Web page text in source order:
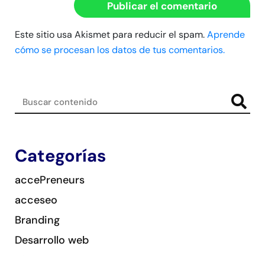
Este sitio usa Akismet para reducir el spam.Aprende
cómo se procesan los datos de tus comentarios.
Categorías
accePreneurs
acceseo
Branding
Desarrollo web